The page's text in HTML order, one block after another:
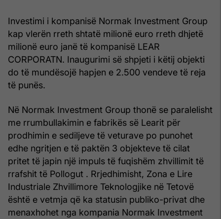
Investimi i kompanisë Normak Investment Group
kap vlerën rreth shtatë milionë euro rreth dhjetë
milionë euro janë të kompanisë LEAR
CORPORATN. Inaugurimi së shpjeti i këtij objekti
do të mundësojë hapjen e 2.500 vendeve të reja
të punës.
Në Normak Investment Group thonë se paralelisht
me rrumbullakimin e fabrikës së Learit për
prodhimin e sediljeve të veturave po punohet
edhe ngritjen e të paktën 3 objekteve të cilat
pritet të japin një impuls të fuqishëm zhvillimit të
rrafshit të Pollogut . Rrjedhimisht, Zona e Lire
Industriale Zhvillimore Teknologjike në Tetovë
është e vetmja që ka statusin publiko-privat dhe
menaxhohet nga kompania Normak Investment